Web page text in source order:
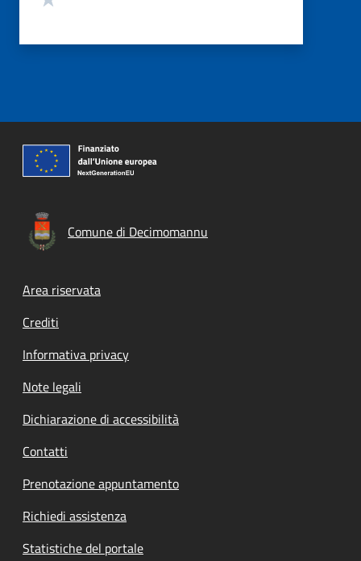
Comune di Decimomannu
Footer menu
Area riservata
Crediti
Informativa privacy
Note legali
Dichiarazione di accessibilità
Contatti
Prenotazione appuntamento
Richiedi assistenza
Statistiche del portale